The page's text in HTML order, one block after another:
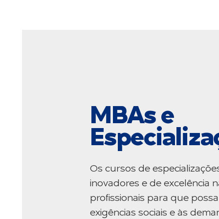
MBAs e
Os cursos de
inovadores e de excelência
profissionais para que
exigências sociais e às